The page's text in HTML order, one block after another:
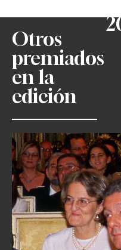
Otros
premiados
en la
edición